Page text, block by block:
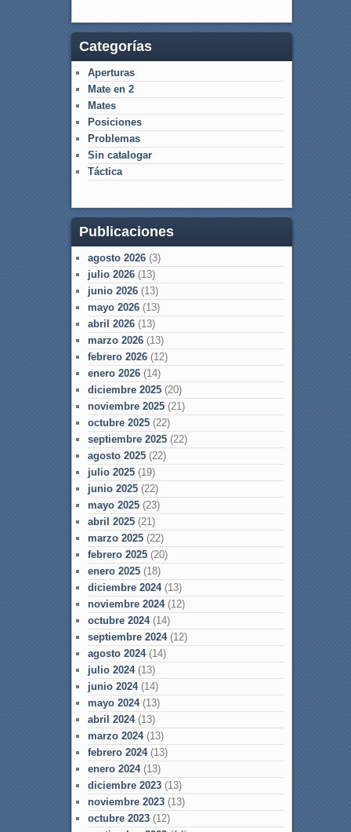
Categorías
Aperturas
Mate en 2
Mates
Posiciones
Problemas
Sin catalogar
Táctica
Publicaciones
agosto 2026(3)
julio 2026(13)
junio 2026(13)
mayo 2026(13)
abril 2026(13)
marzo 2026(13)
febrero 2026(12)
enero 2026(14)
diciembre 2025(20)
noviembre 2025(21)
octubre 2025(22)
septiembre 2025(22)
agosto 2025(22)
julio 2025(19)
junio 2025(22)
mayo 2025(23)
abril 2025(21)
marzo 2025(22)
febrero 2025(20)
enero 2025(18)
diciembre 2024(13)
noviembre 2024(12)
octubre 2024(14)
septiembre 2024(12)
agosto 2024(14)
julio 2024(13)
junio 2024(14)
mayo 2024(13)
abril 2024(13)
marzo 2024(13)
febrero 2024(13)
enero 2024(13)
diciembre 2023(13)
noviembre 2023(13)
octubre 2023(12)